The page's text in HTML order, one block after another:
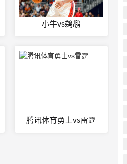
小牛vs鹈鹕
腾讯体育勇士vs雷霆